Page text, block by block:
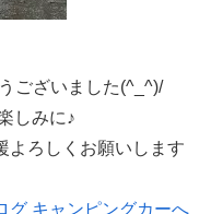
ございました(^_^)/
しみに♪
よろしくお願いします